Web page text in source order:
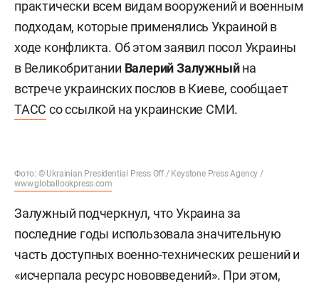
практически всем видам вооружений и военным
подходам, которые применялись Украиной в
ходе конфликта. Об этом заявил посол Украины
в Великобритании Валерий Залужныйна
встрече украинских послов в Киеве, сообщает
ТАСС со ссылкой на украинские СМИ.
Фото: © Ukrainian Presidential Press Off / Keystone Press Agency /
www.globallookpress.com
Залужный подчеркнул, что Украина за
последние годы использовала значительную
часть доступных военно-технических решений и
«исчерпала ресурс нововведений». При этом,